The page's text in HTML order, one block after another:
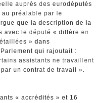
auprès des eurodéputés
au préalable par le
que la description de la
avec le député « diffère en
» dans
qui rajoutait :
assistants ne travaillent
un contrat de travail ».
« accrédités » et 16